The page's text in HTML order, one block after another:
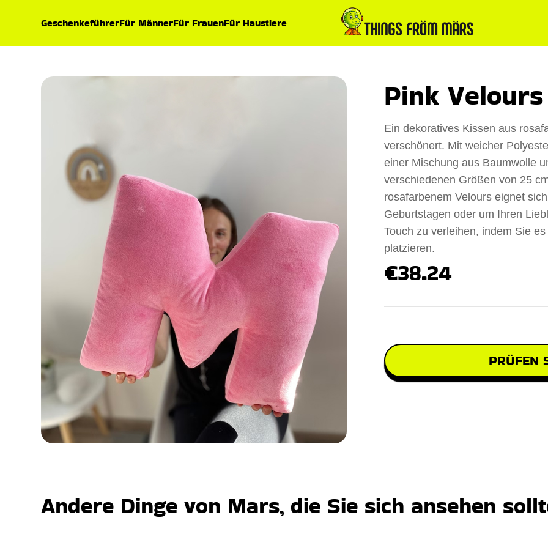
GeschenkeführerFür MännerFür FrauenFür Haustiere
Pink
Ein dekoratives Kissen aus
verschönert. Mit weicher
einer Mischung aus Baumwolle
verschiedenen Größen von 25
rosafarbenem Velours eignet
Geburtstagen oder um Ihren
Touch zu verleihen, indem Sie
platzieren.
€38.24
PRÜFEN
Andere Dinge von Mars, die Sie sich ansehen